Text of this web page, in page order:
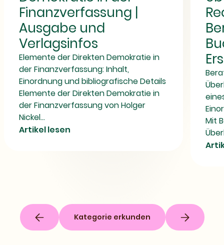
Ausgabe
Verlagsinfos
Finanzverfassung |
Ausgabe und
Verlagsinfos
Elemente der Direkten Demokratie in
der Finanzverfassung: Inhalt,
Einordnung und bibliografische Details
Elemente der Direkten Demokratie in
der Finanzverfassung von Holger
Nickel...
Artikel lesen
Mit
Kategorie erkunden